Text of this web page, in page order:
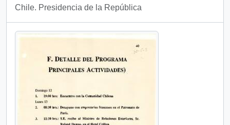
Chile. Presidencia de la República